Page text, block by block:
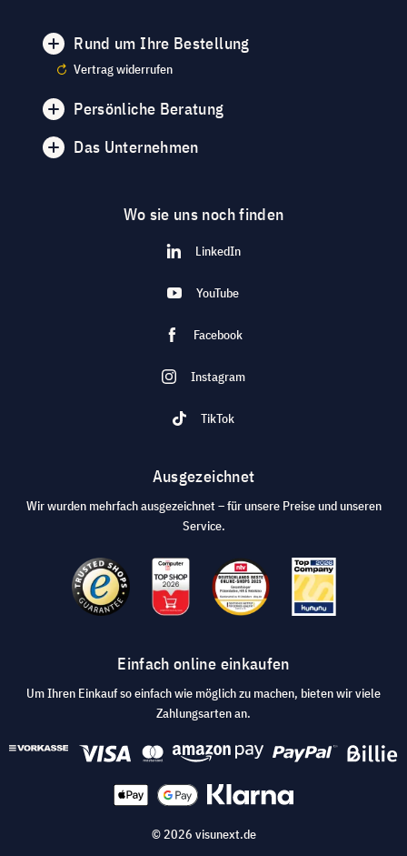
Rund um Ihre Bestellung
Vertrag widerrufen
Persönliche Beratung
Das Unternehmen
Wo sie uns noch finden
LinkedIn
YouTube
Facebook
Instagram
TikTok
Ausgezeichnet
Wir wurden mehrfach ausgezeichnet – für unsere Preise und unseren
Service.
Einfach online einkaufen
Um Ihren Einkauf so einfach wie möglich zu machen, bieten wir viele
Zahlungsarten an.
© 2026 visunext.de